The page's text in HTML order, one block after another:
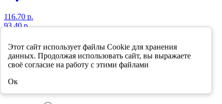
Этот сайт использует файлы Cookie для хранения
данных. Продолжая использовать сайт, вы выражаете
своё согласие на работу с этими файлами
Ок
116.70 р.
93.40 р.
Вешалка Рыжий кот деревянная размер 44-48
В корзину